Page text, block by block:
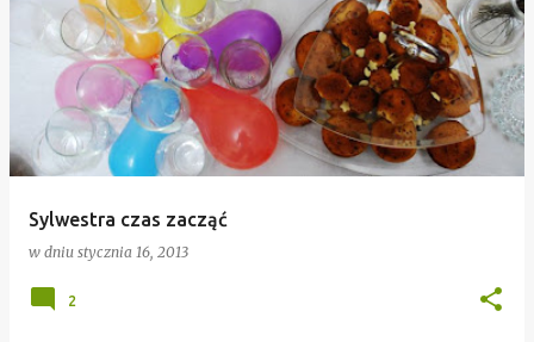
Sylwestra czas zacząć
w dniu stycznia 16, 2013
2